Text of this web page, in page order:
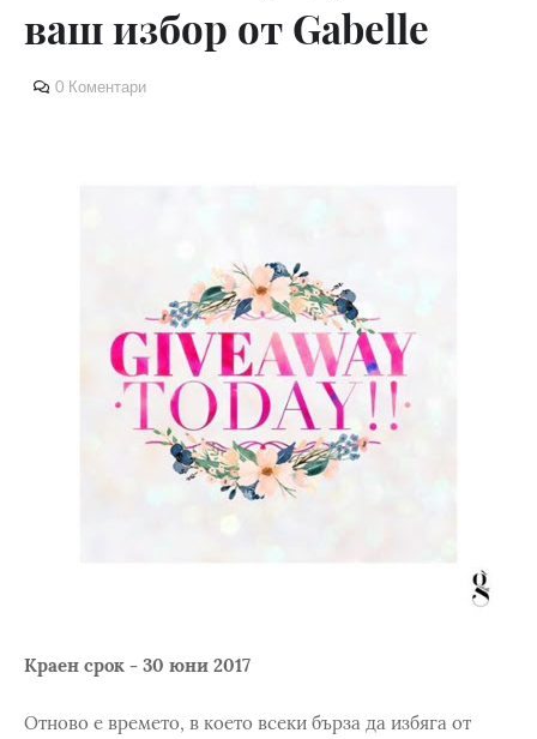
ваш избор от Gabelle
0 Коментари
Краен срок - 30 юни 2017
Отново е времето, в което всеки бърза да избяга от